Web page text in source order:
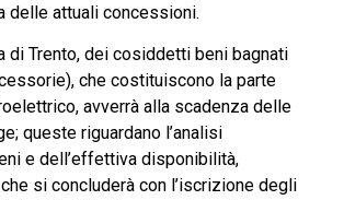
delle attuali concessioni.
di Trento, dei cosiddetti beni bagnati
che costituiscono la parte
avverrà alla scadenza delle
queste riguardano l’analisi
e dell’effettiva disponibilità,
si concluderà con l’iscrizione degli